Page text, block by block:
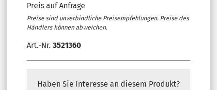
Preis auf Anfrage
Preise sind unverbindliche Preisempfehlungen. Preise des
Händlers können abweichen.
Art.-Nr. 3521360
Haben Sie Interesse an diesem Produkt?